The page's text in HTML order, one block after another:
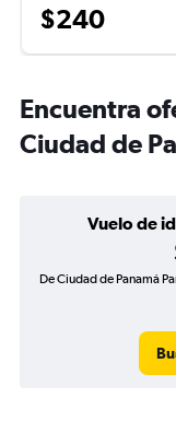
$240
Encuentra
Ciudad de
Vuelo de
De Ciudad de Panamá